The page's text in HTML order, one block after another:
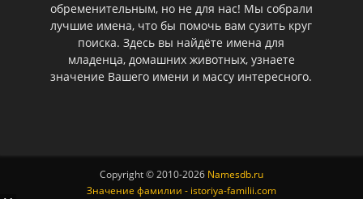
обременительным, но не для нас! Мы собрали
лучшие имена, что бы помочь вам сузить круг
поиска. Здесь вы найдёте имена для
младенца, домашних животных, узнаете
значение Вашего имени и массу интересного.
Copyright © 2010-2026 Namesdb.ru
Значение фамилии - istoriya-familii.com